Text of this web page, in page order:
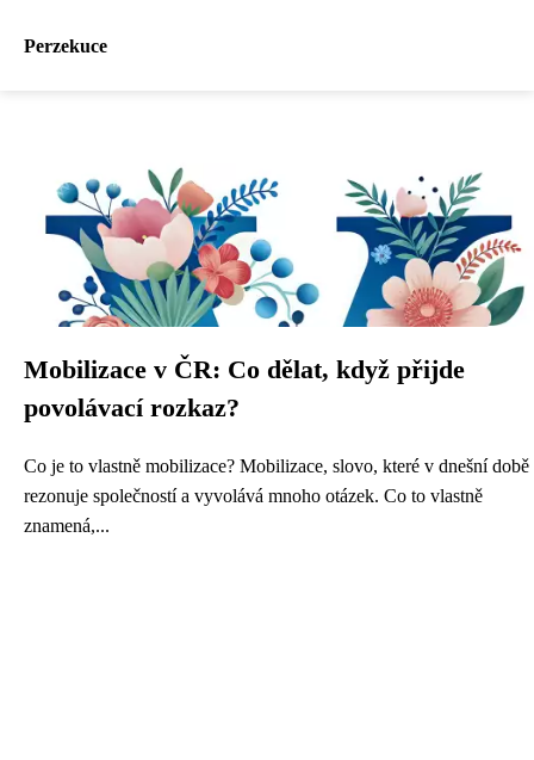
Perzekuce
Mobilizace v ČR: Co dělat, když přijde
povolávací rozkaz?
Co je to vlastně mobilizace? Mobilizace, slovo, které v dnešní době
rezonuje společností a vyvolává mnoho otázek. Co to vlastně
znamená,...